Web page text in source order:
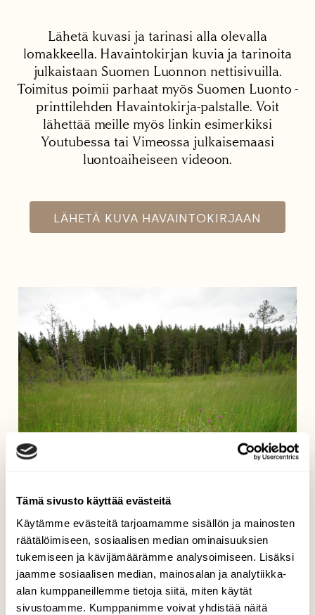
Tämä sivusto käyttää evästeitä
Käytämme evästeitä tarjoamamme sisällön ja mainosten
räätälöimiseen, sosiaalisen median ominaisuuksien
tukemiseen ja kävijämäärämme analysoimiseen. Lisäksi
jaamme sosiaalisen median, mainosalan ja analytiikka-
alan kumppaneillemme tietoja siitä, miten käytät
sivustoamme. Kumppanimme voivat yhdistää näitä
Lähetä kuvasi ja tarinasi alla olevalla
lomakkeella. Havaintokirjan kuvia ja tarinoita
julkaistaan Suomen Luonnon nettisivuilla.
Toimitus poimii parhaat myös Suomen Luonto -
printtilehden Havaintokirja-palstalle. Voit
lähettää meille myös linkin esimerkiksi
Youtubessa tai Vimeossa julkaisemaasi
luontoaiheiseen videoon.
LÄHETÄ KUVA HAVAINTOKIRJAAN